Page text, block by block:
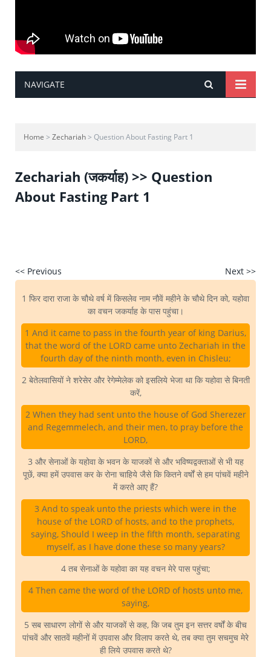
NAVIGATE
Home > Zechariah> Question About Fasting Part 1
Zechariah (जकर्याह) >> Question
About Fasting Part 1
<< Previous Next >>
1 फिर दारा राजा के चौथे वर्ष में किसलेव नाम नौवें महीने के चौथे दिन को, यहोवा
का वचन जकर्याह के पास पहुंचा।
1 And it came to pass in the fourth year of king Darius,
that the word of the LORD came unto Zechariah in the
fourth day of the ninth month, even in Chisleu;
2 बेतेलवासियों ने शरेसेर और रेगेम्मेलेक को इसलिये भेजा था कि यहोवा से बिनती
करें,
2 When they had sent unto the house of God Sherezer
and Regemmelech, and their men, to pray before the
LORD,
3 और सेनाओं के यहोवा के भवन के याजकों से और भविष्यद्वक्ताओं से भी यह
पूछें, क्या हमें उपवास कर के रोना चाहिये जैसे कि कितने वर्षों से हम पांचवें महीने
में करते आए हैं?
3 And to speak unto the priests which were in the
house of the LORD of hosts, and to the prophets,
saying, Should I weep in the fifth month, separating
myself, as I have done these so many years?
4 तब सेनाओं के यहोवा का यह वचन मेरे पास पहुंचा;
4 Then came the word of the LORD of hosts unto me,
saying,
5 सब साधारण लोगों से और याजकों से कह, कि जब तुम इन सत्तर वर्षों के बीच
पांचवें और सातवें महीनों में उपवास और विलाप करते थे, तब क्या तुम सचमुच मेरे
ही लिये उपवास करते थे?